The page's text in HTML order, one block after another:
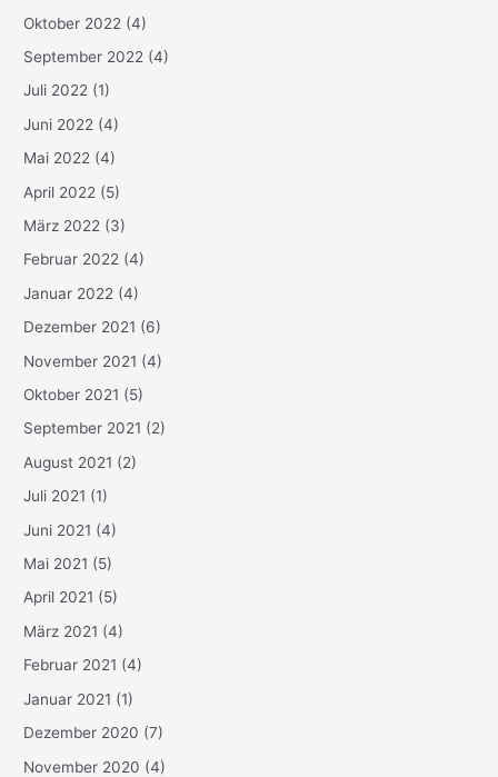
Oktober 2022 (4)
September 2022 (4)
Juli 2022 (1)
Juni 2022 (4)
Mai 2022 (4)
April 2022 (5)
März 2022 (3)
Februar 2022 (4)
Januar 2022 (4)
Dezember 2021 (6)
November 2021 (4)
Oktober 2021 (5)
September 2021 (2)
August 2021 (2)
Juli 2021 (1)
Juni 2021 (4)
Mai 2021 (5)
April 2021 (5)
März 2021 (4)
Februar 2021 (4)
Januar 2021 (1)
Dezember 2020 (7)
November 2020 (4)